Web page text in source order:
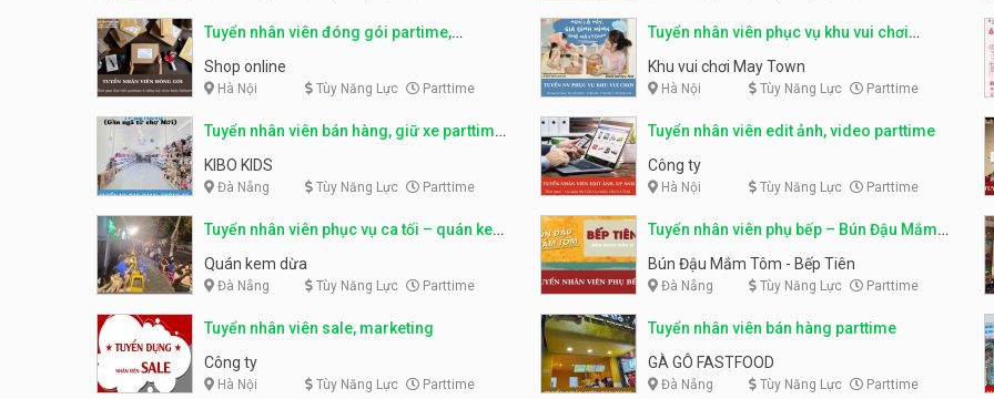
Tuyển nhân viên đóng gói partime,
fulltime
Shop online
Hà Nội Tùy Năng Lực Parttime
Tuyển nhân viên phục vụ khu vui chơi
parttime linh động
Khu vui chơi May Town
Hà Nội Tùy Năng Lực Parttime
Tuyển nhân viên bán hàng, giữ xe parttime
– Kibo Kid
KIBO KIDS
Đà Nẵng Tùy Năng Lực Parttime
Tuyển nhân viên edit ảnh, video parttime
Công ty
Hà Nội Tùy Năng Lực Parttime
Tuyển nhân viên phục vụ ca tối – quán kem
dừa
Quán kem dừa
Đà Nẵng Tùy Năng Lực Parttime
Tuyển nhân viên phụ bếp – Bún Đậu Mắm
Tôm – Bếp Tiên
Bún Đậu Mắm Tôm - Bếp Tiên
Đà Nẵng Tùy Năng Lực Parttime
Tuyển nhân viên sale, marketing
Công ty
Hà Nội Tùy Năng Lực Parttime
Tuyển nhân viên bán hàng parttime
GÀ GÔ FASTFOOD
Đà Nẵng Tùy Năng Lực Parttime